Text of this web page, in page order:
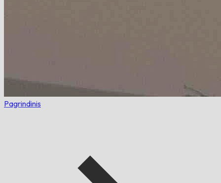
Pagrindinis